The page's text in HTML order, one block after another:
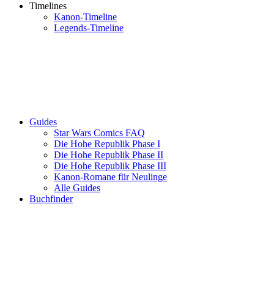
Timelines
Kanon-Timeline
Legends-Timeline
Guides
Star Wars Comics FAQ
Die Hohe Republik Phase I
Die Hohe Republik Phase II
Die Hohe Republik Phase III
Kanon-Romane für Neulinge
Alle Guides
Buchfinder